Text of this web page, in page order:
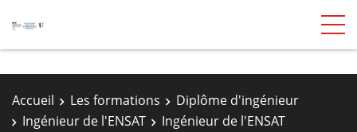
Accueil Les formations
Diplôme d'ingénieur
Ingénieur de l'ENSAT
Ingénieur de l'ENSAT